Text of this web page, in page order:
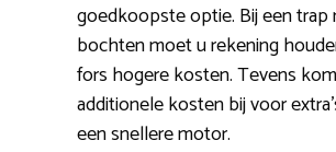
goedkoopste optie. Bij een trap
bochten moet u rekening
fors hogere kosten. Tevens
additionele kosten bij voor
een snellere motor.